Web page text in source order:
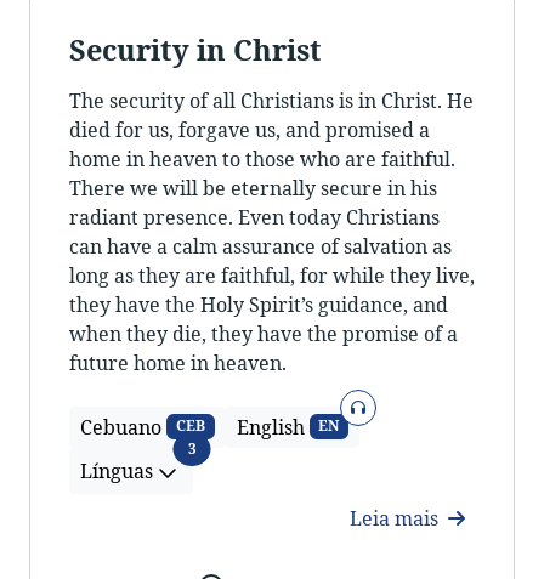
Security in Christ
The security of all Christians is in Christ. He
died for us, forgave us, and promised a
home in heaven to those who are faithful.
There we will be eternally secure in his
radiant presence. Even today Christians
can have a calm assurance of salvation as
long as they are faithful, for while they live,
they have the Holy Spirit’s guidance, and
when they die, they have the promise of a
future home in heaven.
Cebuano CEB English EN
Áudio
Línguas
3Línguas
Leia mais